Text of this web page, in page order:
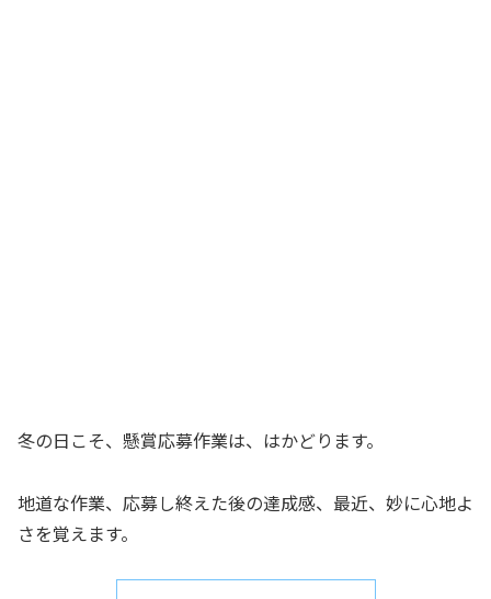
冬の日こそ、懸賞応募作業は、はかどります。
地道な作業、応募し終えた後の達成感、最近、妙に心地よ
さを覚えます。